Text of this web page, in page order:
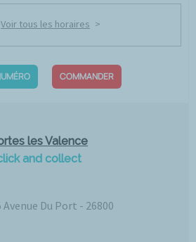
Voir tous les horaires
COMMANDER
les Valence
and collect
Avenue Du Port - 26800